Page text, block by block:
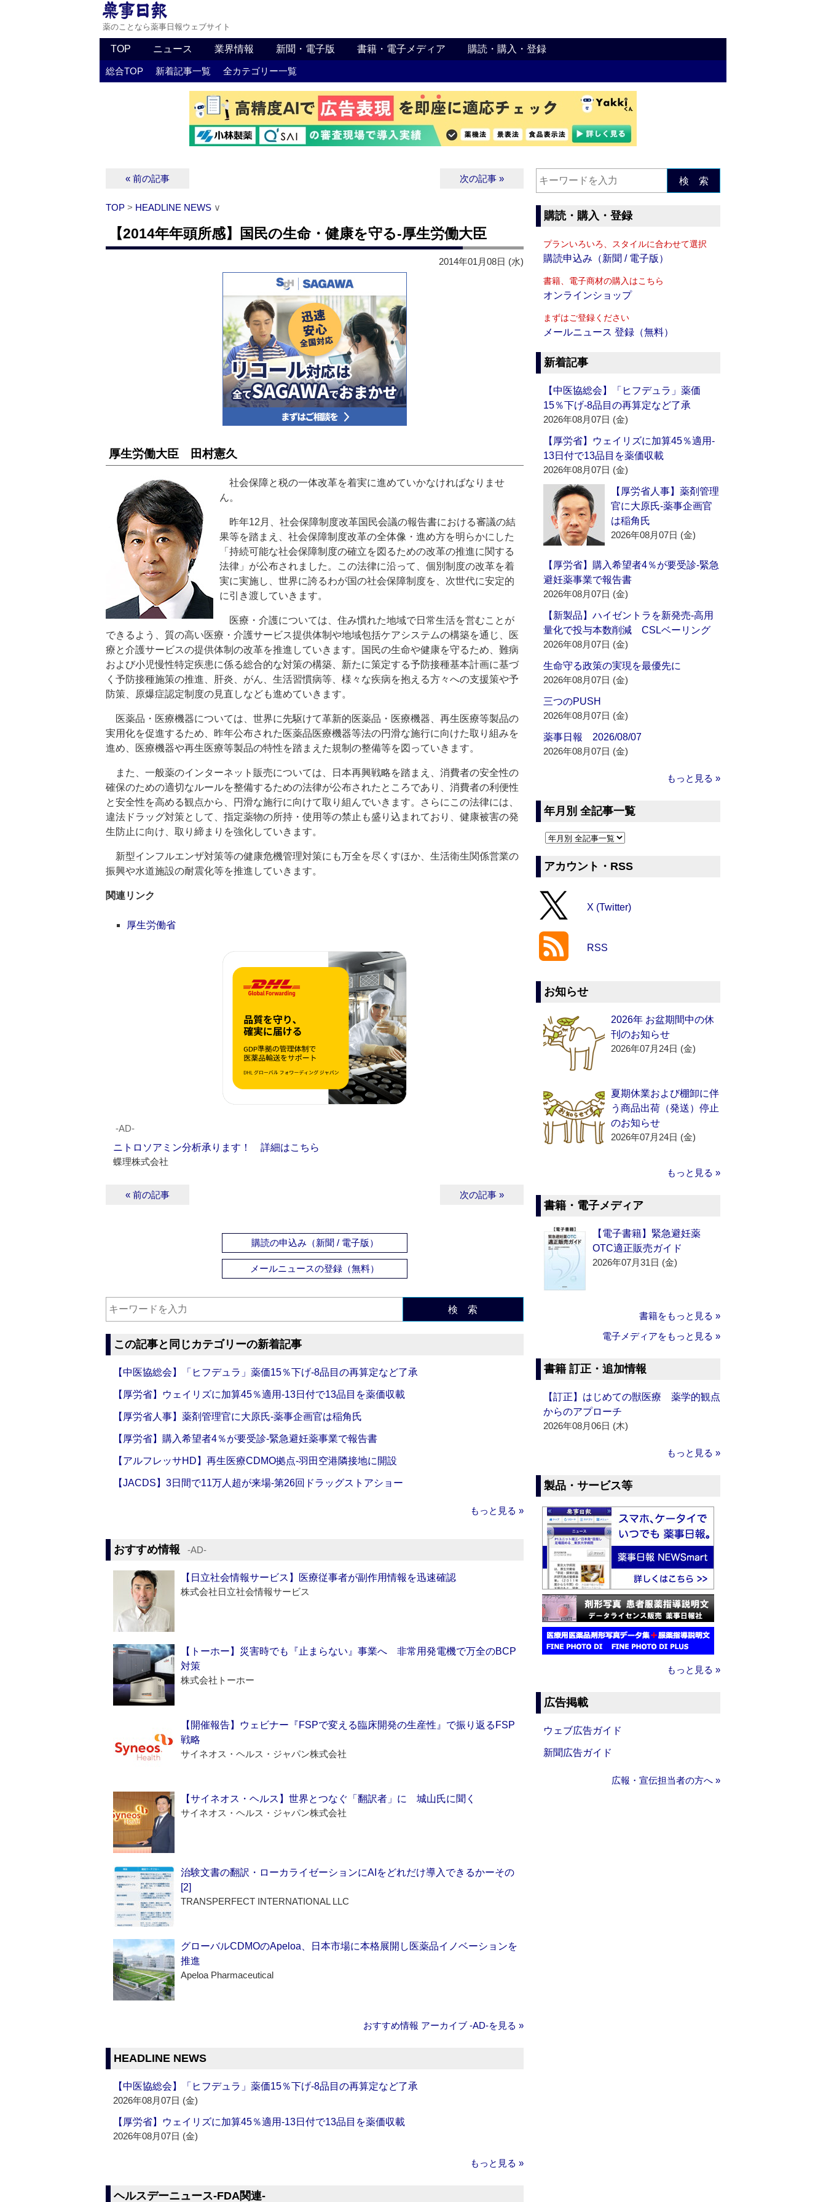
薬のことなら薬事日報ウェブサイト
TOP ニュース 業界情報 新聞・電子版 書籍・電子メディア 購読・購入・登録
総合TOP 新着記事一覧 全カテゴリー一覧
« 前の記事 次の記事 »
TOP > HEADLINE NEWS ∨
【2014年年頭所感】国民の生命・健康を守る‐厚生労働大臣
2014年01月08日 (水)
厚生労働大臣 田村憲久
社会保障と税の一体改革を着実に進めていかなければなりませ
ん。
昨年12月、社会保障制度改革国民会議の報告書における審議の結
果等を踏まえ、社会保障制度改革の全体像・進め方を明らかにした
「持続可能な社会保障制度の確立を図るための改革の推進に関する
法律」が公布されました。この法律に沿って、個別制度の改革を着
実に実施し、世界に誇るわが国の社会保障制度を、次世代に安定的
に引き渡していきます。
医療・介護については、住み慣れた地域で日常生活を営むことが
できるよう、質の高い医療・介護サービス提供体制や地域包括ケアシステムの構築を通じ、医
療と介護サービスの提供体制の改革を推進していきます。国民の生命や健康を守るため、難病
および小児慢性特定疾患に係る総合的な対策の構築、新たに策定する予防接種基本計画に基づ
く予防接種施策の推進、肝炎、がん、生活習慣病等、様々な疾病を抱える方々への支援策や予
防策、原爆症認定制度の見直しなども進めていきます。
医薬品・医療機器については、世界に先駆けて革新的医薬品・医療機器、再生医療等製品の
実用化を促進するため、昨年公布された医薬品医療機器等法の円滑な施行に向けた取り組みを
進め、医療機器や再生医療等製品の特性を踏まえた規制の整備等を図っていきます。
また、一般薬のインターネット販売については、日本再興戦略を踏まえ、消費者の安全性の
確保のための適切なルールを整備するための法律が公布されたところであり、消費者の利便性
と安全性を高める観点から、円滑な施行に向けて取り組んでいきます。さらにこの法律には、
違法ドラッグ対策として、指定薬物の所持・使用等の禁止も盛り込まれており、健康被害の発
生防止に向け、取り締まりを強化していきます。
新型インフルエンザ対策等の健康危機管理対策にも万全を尽くすほか、生活衛生関係営業の
振興や水道施設の耐震化等を推進していきます。
関連リンク
厚生労働省
‐AD‐
ニトロソアミン分析承ります！ 詳細はこちら
蝶理株式会社
« 前の記事 次の記事 »
購読の申込み（新聞 / 電子版）
メールニュースの登録（無料）
検 索
この記事と同じカテゴリーの新着記事
【中医協総会】「ヒフデュラ」薬価15％下げ‐8品目の再算定など了承
【厚労省】ウェイリズに加算45％適用‐13日付で13品目を薬価収載
【厚労省人事】薬剤管理官に大原氏‐薬事企画官は稲角氏
【厚労省】購入希望者4％が要受診‐緊急避妊薬事業で報告書
【アルフレッサHD】再生医療CDMO拠点‐羽田空港隣接地に開設
【JACDS】3日間で11万人超が来場‐第26回ドラッグストアショー
もっと見る »
おすすめ情報 ‐AD‐
【日立社会情報サービス】医療従事者が副作用情報を迅速確認
株式会社日立社会情報サービス
【トーホー】災害時でも『止まらない』事業へ 非常用発電機で万全のBCP
対策
株式会社トーホー
【開催報告】ウェビナー『FSPで変える臨床開発の生産性』で振り返るFSP
戦略
サイネオス・ヘルス・ジャパン株式会社
【サイネオス・ヘルス】世界とつなぐ「翻訳者」に 城山氏に聞く
サイネオス・ヘルス・ジャパン株式会社
治験文書の翻訳・ローカライゼーションにAIをどれだけ導入できるかーその
[2]
TRANSPERFECT INTERNATIONAL LLC
グローバルCDMOのApeloa、日本市場に本格展開し医薬品イノベーションを
推進
Apeloa Pharmaceutical
おすすめ情報 アーカイブ ‐AD‐を見る »
HEADLINE NEWS
【中医協総会】「ヒフデュラ」薬価15％下げ‐8品目の再算定など了承
2026年08月07日 (金)
【厚労省】ウェイリズに加算45％適用‐13日付で13品目を薬価収載
2026年08月07日 (金)
もっと見る »
ヘルスデーニュース‐FDA関連‐
検 索
購読・購入・登録
プランいろいろ、スタイルに合わせて選択
購読申込み（新聞 / 電子版）
書籍、電子商材の購入はこちら
オンラインショップ
まずはご登録ください
メールニュース 登録（無料）
新着記事
【中医協総会】「ヒフデュラ」薬価
15％下げ‐8品目の再算定など了承
2026年08月07日 (金)
【厚労省】ウェイリズに加算45％適用‐
13日付で13品目を薬価収載
2026年08月07日 (金)
【厚労省人事】薬剤管理
官に大原氏‐薬事企画官
は稲角氏
2026年08月07日 (金)
【厚労省】購入希望者4％が要受診‐緊急
避妊薬事業で報告書
2026年08月07日 (金)
【新製品】ハイゼントラを新発売‐高用
量化で投与本数削減 CSLベーリング
2026年08月07日 (金)
生命守る政策の実現を最優先に
2026年08月07日 (金)
三つのPUSH
2026年08月07日 (金)
薬事日報 2026/08/07
2026年08月07日 (金)
もっと見る »
年月別 全記事一覧
アカウント・RSS
X (Twitter)
RSS
お知らせ
2026年 お盆期間中の休
刊のお知らせ
2026年07月24日 (金)
夏期休業および棚卸に伴
う商品出荷（発送）停止
のお知らせ
2026年07月24日 (金)
もっと見る »
書籍・電子メディア
【電子書籍】緊急避妊薬
OTC適正販売ガイド
2026年07月31日 (金)
書籍をもっと見る »
電子メディアをもっと見る »
書籍 訂正・追加情報
【訂正】はじめての獣医療 薬学的観点
からのアプローチ
2026年08月06日 (木)
もっと見る »
製品・サービス等
もっと見る »
広告掲載
ウェブ広告ガイド
新聞広告ガイド
広報・宣伝担当者の方へ »